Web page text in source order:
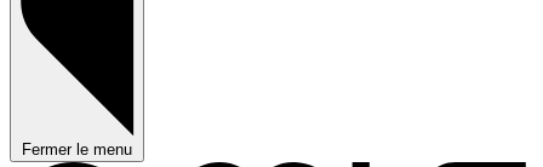
Fermer le menu